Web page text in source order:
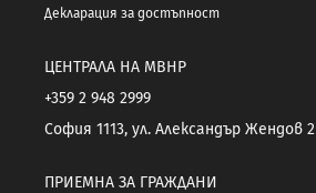
Декларация за достъпност
ЦЕНТРАЛА НА МВНР
+359 2 948 2999
София 1113, ул. Александър Жендов 2
ПРИЕМНА ЗА ГРАЖДАНИ